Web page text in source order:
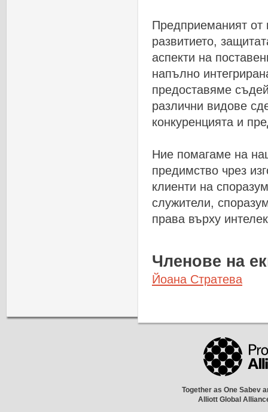
Предприеманият от
развитието,
аспекти на
напълно
предоставяме
различни видове
конкуренцията и
Ние помагаме на
предимство чрез
клиенти на
служители,
права върху
Членове на
Йоана Стратева
Together as One Sabev
Alliott Global